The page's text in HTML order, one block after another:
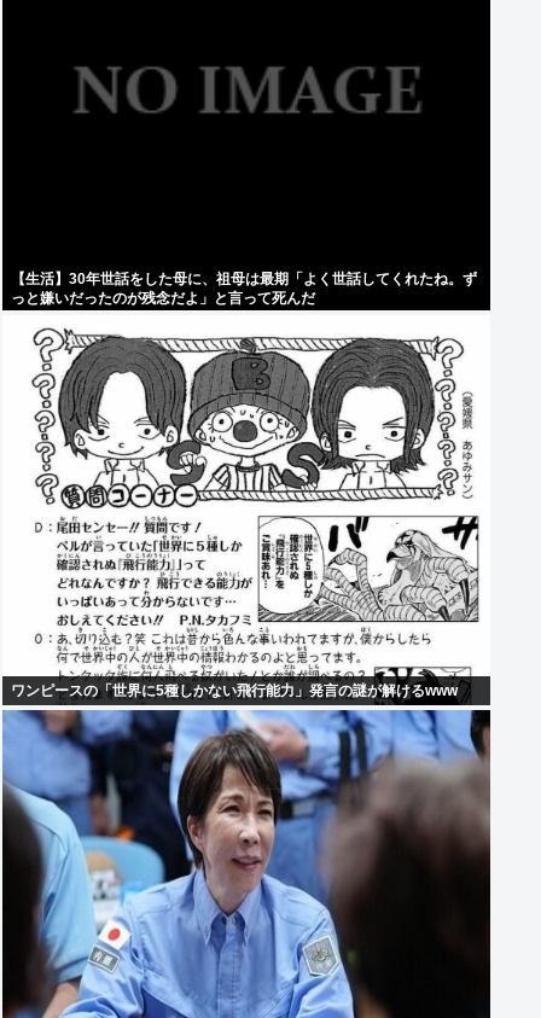
【生活】30年世話をした母に、祖母は最期「よく世話してくれたね。ず
っと嫌いだったのが残念だよ」と言って死んだ
ワンピースの「世界に5種しかない飛行能力」発言の謎が解けるwww